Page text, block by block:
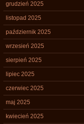
grudzień 2025
listopad 2025
październik 2025
wrzesień 2025
sierpień 2025
lipiec 2025
czerwiec 2025
maj 2025
kwiecień 2025